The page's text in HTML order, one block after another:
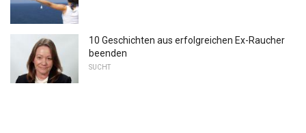
10 Geschichten aus erfolgreichen Ex-Raucher
beenden
SUCHT